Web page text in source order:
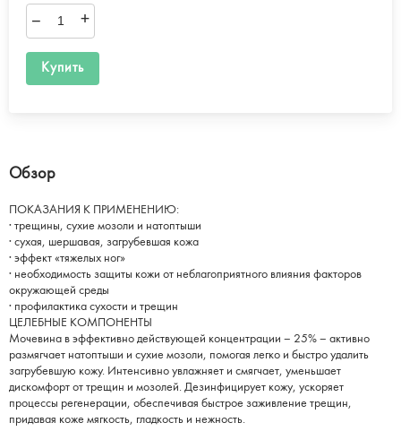
– +
Купить
Обзор
ПОКАЗАНИЯ К ПРИМЕНЕНИЮ:
· трещины, сухие мозоли и натоптыши
· сухая, шершавая, загрубевшая кожа
· эффект «тяжелых ног»
· необходимость защиты кожи от неблагоприятного влияния факторов
окружающей среды
· профилактика сухости и трещин
ЦЕЛЕБНЫЕ КОМПОНЕНТЫ
Мочевина в эффективно действующей концентрации – 25% – активно
размягчает натоптыши и сухие мозоли, помогая легко и быстро удалить
загрубевшую кожу. Интенсивно увлажняет и смягчает, уменьшает
дискомфорт от трещин и мозолей. Дезинфицирует кожу, ускоряет
процессы регенерации, обеспечивая быстрое заживление трещин,
придавая коже мягкость, гладкость и нежность.